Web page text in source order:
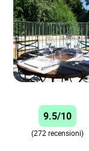
9.5/10
(272 recensioni)